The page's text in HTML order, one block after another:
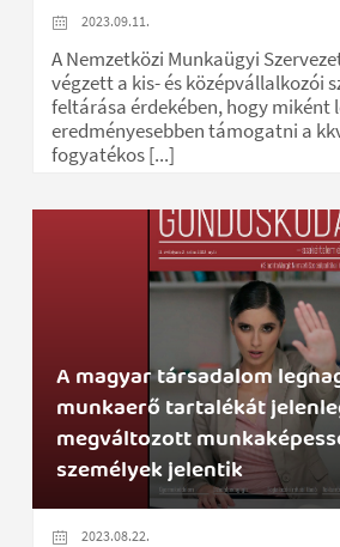
2023.09.11.
A Nemzetközi Munkaügyi
végzett a kis- és középvállalkozói
feltárása érdekében, hogy miként
eredményesebben támogatni a
fogyatékos [...]
A magyar társadalom
munkaerő tartalékát
megváltozott
személyek jelentik
2023.08.22.